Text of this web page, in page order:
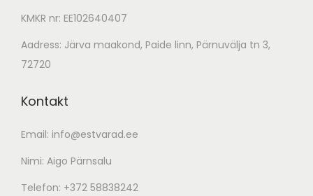
KMKR nr: EE102640407
Aadress: Järva maakond, Paide linn, Pärnuvälja tn 3,
72720
Kontakt
Email: info@estvarad.ee
Nimi: Aigo Pärnsalu
Telefon: +372 58838242